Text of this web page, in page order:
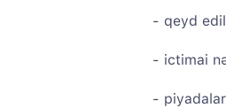
- qeyd
- ictimai
-